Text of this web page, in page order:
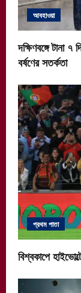
আবহাওয়া
দক্ষিণবঙ্গে টানা
বর্ষণের সতর্কতা
প্রথম পাতা
বিশ্বকাপে